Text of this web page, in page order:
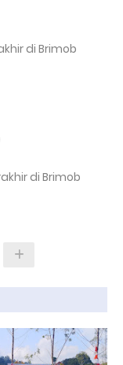
di Brimob
di Brimob